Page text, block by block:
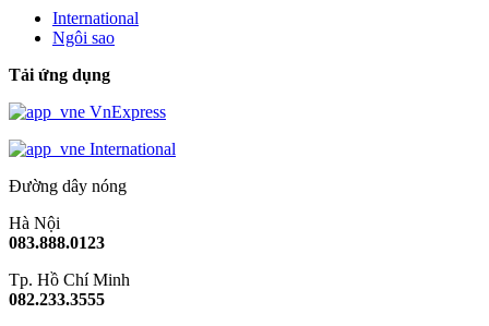
International
Ngôi sao
Tải ứng dụng
VnExpress
International
Đường dây nóng
Hà Nội
083.888.0123
Tp. Hồ Chí Minh
082.233.3555